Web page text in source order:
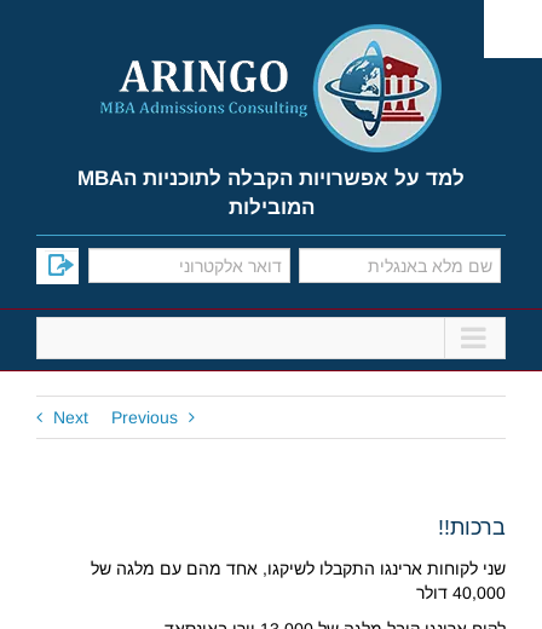
content
למד על אפשרויות הקבלה לתוכניות הMBA
המובילות
Previous
Next
ברכות!!
שני לקוחות ארינגו התקבלו לשיקגו, אחד מהם עם מלגה של
40,000 דולר